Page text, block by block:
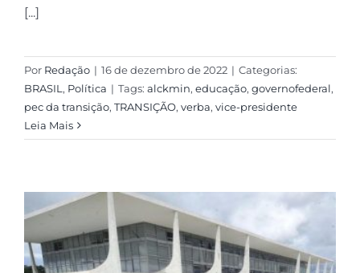
[...]
Por Redação | 16 de dezembro de 2022 | Categorias:
BRASIL, Política | Tags: alckmin, educação, governofederal,
pec da transição, TRANSIÇÃO, verba, vice-presidente
Leia Mais